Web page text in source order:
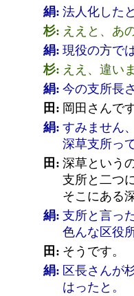
絹: 法人化した
杉: ええと、あ
絹: 現役の方で
杉: ええ、違い
絹: 今の支所長
田: 岡田さんで
絹: すみません
深草支所っ
田: 深草という
支所と二つ
そこにある
絹: 支所と言っ
色んな区役
田: そうです。
絹: 区長さんが
はったと。